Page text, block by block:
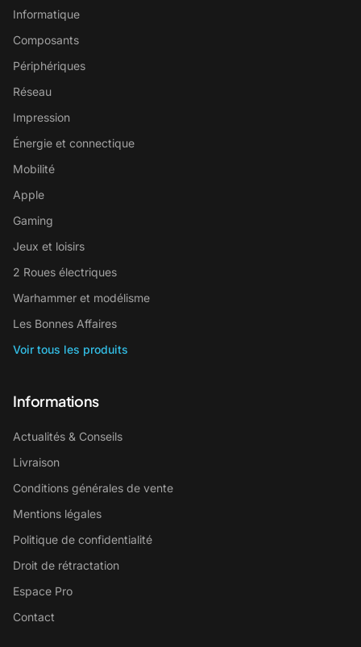
Informatique
Composants
Périphériques
Réseau
Impression
Énergie et connectique
Mobilité
Apple
Gaming
Jeux et loisirs
2 Roues électriques
Warhammer et modélisme
Les Bonnes Affaires
Voir tous les produits
Informations
Actualités & Conseils
Livraison
Conditions générales de vente
Mentions légales
Politique de confidentialité
Droit de rétractation
Espace Pro
Contact